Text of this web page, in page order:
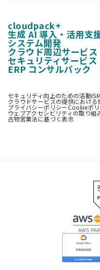
cloudpack+
生成 AI 導入・活用支
システム開発
クラウド周辺サービス
セキュリティサービス
ERP コンサルパック
セキュリティ向上のための活動
クラウドサービスの提供におけ
プライバシーポリシーCookieポ
ウェブアクセシビリティの取り組
古物営業法に基づく表示